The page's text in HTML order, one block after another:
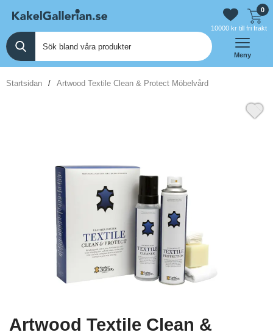
0
10000 kr till fri frakt
Meny
Startsidan Artwood Textile Clean & Protect Möbelvård
Artwood Textile Clean &